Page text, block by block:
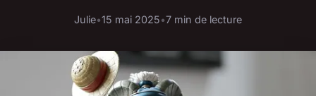
Julie•15 mai 2025•7 min de lecture